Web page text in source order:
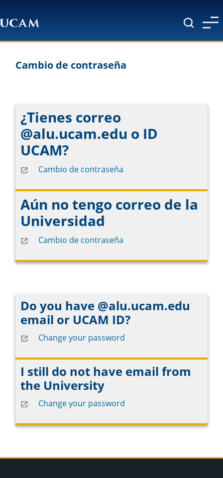
Cambio de contraseña
¿Tienes correo
@alu.ucam.edu o ID
UCAM?
Cambio de contraseña
Aún no tengo correo de la
Universidad
Cambio de contraseña
Do you have @alu.ucam.edu
email or UCAM ID?
Change your password
I still do not have email from
the University
Change your password